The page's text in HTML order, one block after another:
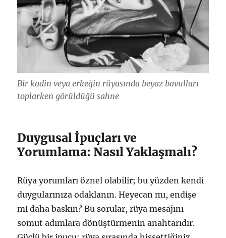
Bir kadin veya erkeğin rüyasında beyaz bavulları
toplarken görüldüğü sahne
Duygusal İpuçları ve
Yorumlama: Nasıl Yaklaşmalı?
Rüya yorumları öznel olabilir; bu yüzden kendi
duygularınıza odaklanın. Heyecan mı, endişe
mi daha baskın? Bu sorular, rüya mesajını
somut adımlara dönüştürmenin anahtarıdır.